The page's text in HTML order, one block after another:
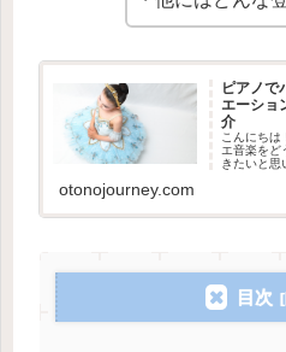
ピアノで
エーショ
介
こんにちは
エ音楽をど
きたいと思
方や、バ
otonojourney.com
目次